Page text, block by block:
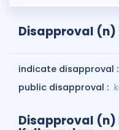
Disapproval
indicate disapproval :
public disapproval :
Disapproval (n)